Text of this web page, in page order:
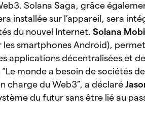
Solana Saga, grâce
installée sur l’appareil, sera
du nouvel Internet.Solana
smartphones Android),
applications décentralisées et
monde a besoin de sociétés
charge du Web3”, a déclaré
du futur sans être lié au